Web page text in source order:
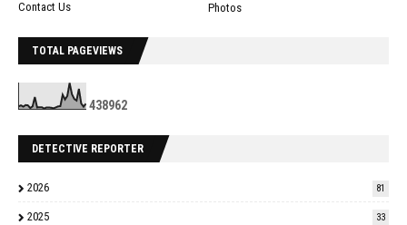
Contact Us
Photos
TOTAL PAGEVIEWS
438962
DETECTIVE REPORTER
2026 81
2025 33